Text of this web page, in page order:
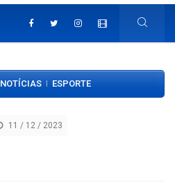
NOTÍCIAS ESPORTE
11 / 12 / 2023